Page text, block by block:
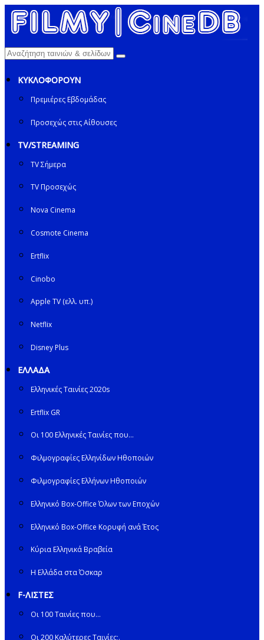
ΚΥΚΛΟΦΟΡΟΥΝ
Πρεμιέρες Εβδομάδας
Προσεχώς στις Αίθουσες
TV/STREAMING
TV Σήμερα
TV Προσεχώς
Nova Cinema
Cosmote Cinema
Ertflix
Cinobo
Apple TV (ελλ. υπ.)
Netflix
Disney Plus
ΕΛΛΑΔΑ
Ελληνικές Ταινίες 2020s
Ertflix GR
Οι 100 Ελληνικές Ταινίες που…
Φιλμογραφίες Ελληνίδων Ηθοποιών
Φιλμογραφίες Ελλήνων Ηθοποιών
Ελληνικό Box-Office Όλων των Εποχών
Ελληνικό Box-Office Κορυφή ανά Έτος
Κύρια Ελληνικά Βραβεία
Η Ελλάδα στα Όσκαρ
F-ΛΙΣΤΕΣ
Οι 100 Ταινίες που…
Οι 200 Καλύτερες Ταινίες;.